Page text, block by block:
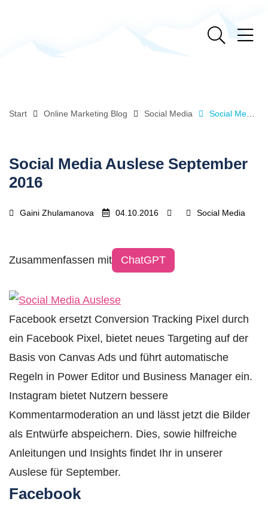
Start Online Marketing Blog Social Media Social Media Auslese September 2016
Social Media Auslese September
2016
Gaini Zhulamanova 04.10.2016 Social Media
Zusammenfassen mit ChatGPT
Facebook ersetzt Conversion Tracking Pixel durch
ein Facebook Pixel, bietet neues Targeting auf der
Basis von Canvas Ads und führt automatische
Regeln in Power Editor und Business Manager ein.
Instagram bietet Nutzern bessere
Kommentarmoderation an und lässt jetzt die Bilder
als Entwürfe abspeichern. Dies, sowie hilfreiche
Anleitungen und Insights findet Ihr in unserer
Auslese für September.
Facebook